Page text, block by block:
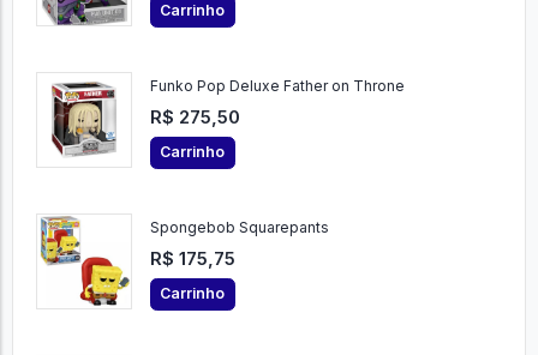
Carrinho
Funko Pop Deluxe Father on Throne
R$ 275,50
Carrinho
Spongebob Squarepants
R$ 175,75
Carrinho